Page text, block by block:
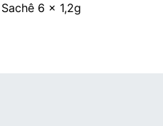
6 x 1,2g